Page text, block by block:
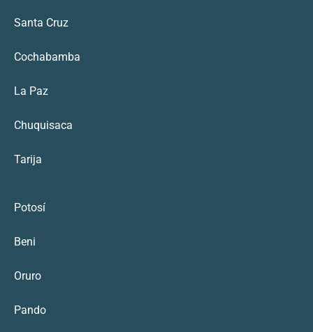
Santa Cruz
Cochabamba
La Paz
Chuquisaca
Tarija
Potosí
Beni
Oruro
Pando